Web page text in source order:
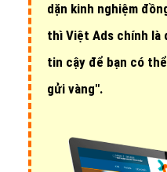
dặn kinh nghiệm
thì Việt Ads chính là
tin cậy để bạn có
gửi vàng".